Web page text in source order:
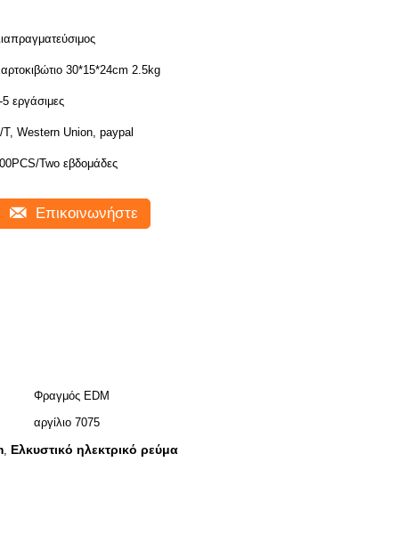
30*15*24cm 2.5kg
5 εργάσιμες
T, Western Union, paypal
Two εβδομάδες
Επικοινωνήστε
Φραγμός EDM
αργίλιο 7075
, Ελκυστικό ηλεκτρικό ρεύμα